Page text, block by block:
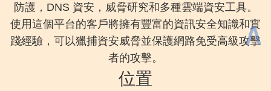
防護，DNS 資安，威脅研究和多種雲端資安工具。
使用這個平台的客戶將擁有豐富的資訊安全知識和實
踐經驗，可以獵捕資安威脅並保護網路免受高級攻擊
者的攻擊。
位置
∧